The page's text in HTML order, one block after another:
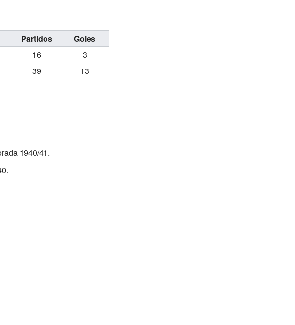
Partidos
Goles
16
3
39 13
1940/41.